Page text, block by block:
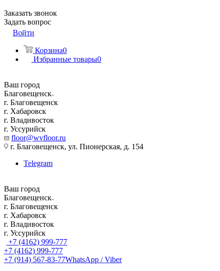
Заказать звонок
Задать вопрос
Войти
Корзина0
Избранные товары0
Ваш город
Благовещенск
г. Благовещенск
г. Хабаровск
г. Владивосток
г. Уссурийск
floor@wvfloor.ru
г. Благовещенск, ул. Пионерская, д. 154
Telegram
Ваш город
Благовещенск
г. Благовещенск
г. Хабаровск
г. Владивосток
г. Уссурийск
+7 (4162) 999-777
+7 (4162) 999-777
+7 (914) 567-83-77WhatsApp / Viber